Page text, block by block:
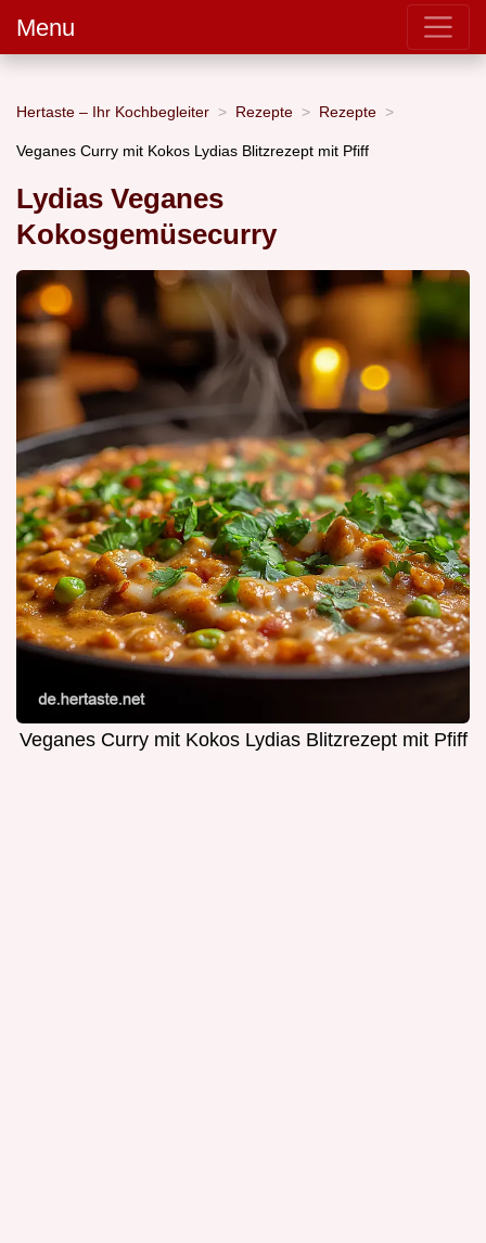
Menu
Hertaste – Ihr Kochbegleiter Rezepte Rezepte
Veganes Curry mit Kokos Lydias Blitzrezept mit Pfiff
Lydias Veganes
Kokosgemüsecurry
Veganes Curry mit Kokos Lydias Blitzrezept mit Pfiff